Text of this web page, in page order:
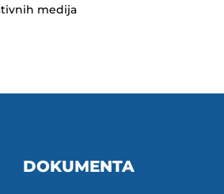
medija
DOKUMENTA